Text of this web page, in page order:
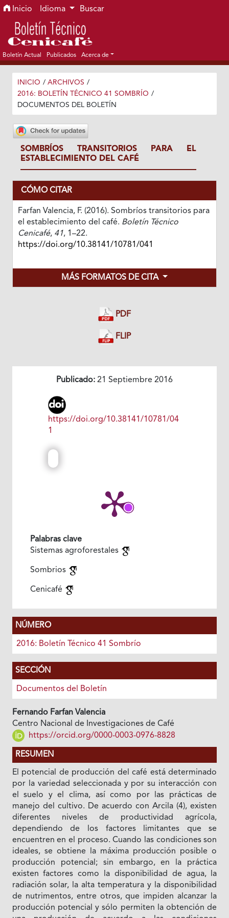
Ir al menú de navegación principal
Ir al contenido principal
Ir al pie de página del sitio
Inicio Idioma Buscar
Boletín Actual Publicados Acerca de
INICIO / ARCHIVOS /
2016: BOLETÍN TÉCNICO 41 SOMBRÍO /
DOCUMENTOS DEL BOLETÍN
SOMBRÍOS TRANSITORIOS PARA EL
ESTABLECIMIENTO DEL CAFÉ
CÓMO CITAR
Farfan Valencia, F. (2016). Sombríos transitorios para
el establecimiento del café. Boletín Técnico
Cenicafé, 41, 1–22.
https://doi.org/10.38141/10781/041
MÁS FORMATOS DE CITA
PDF
FLIP
Publicado: 21 Septiembre 2016
https://doi.org/10.38141/10781/04
1
Palabras clave
Sistemas agroforestales
Sombrios
Cenicafé
NÚMERO
2016: Boletín Técnico 41 Sombrío
SECCIÓN
Documentos del Boletín
Fernando Farfan Valencia
Centro Nacional de Investigaciones de Café
https://orcid.org/0000-0003-0976-8828
RESUMEN
El potencial de producción del café está determinado
por la variedad seleccionada y por su interacción con
el suelo y el clima, así como por las prácticas de
manejo del cultivo. De acuerdo con Arcila (4), existen
diferentes niveles de productividad agrícola,
dependiendo de los factores limitantes que se
encuentren en el proceso. Cuando las condiciones son
ideales, se obtiene la máxima producción posible o
producción potencial; sin embargo, en la práctica
existen factores como la disponibilidad de agua, la
radiación solar, la alta temperatura y la disponibilidad
de nutrimentos, entre otros, que impiden alcanzar la
producción potencial y sólo permiten la obtención de